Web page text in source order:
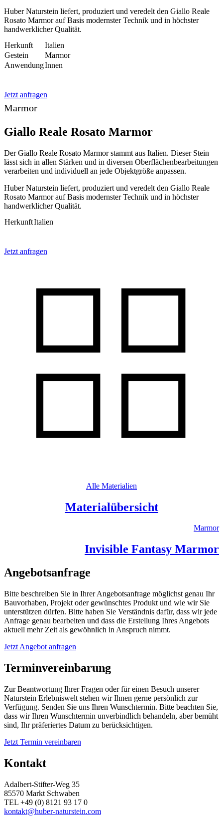
Huber Naturstein liefert, produziert und veredelt den Giallo Reale
Rosato Marmor auf Basis modernster Technik und in höchster
handwerklicher Qualität.
Herkunft
Italien
Gestein
Marmor
AnwendungInnen
Jetzt anfragen
Marmor
Giallo Reale Rosato Marmor
Der Giallo Reale Rosato Marmor stammt aus Italien. Dieser Stein
lässt sich in allen Stärken und in diversen Oberflächenbearbeitungen
verarbeiten und individuell an jede Objektgröße anpassen.
Huber Naturstein liefert, produziert und veredelt den Giallo Reale
Rosato Marmor auf Basis modernster Technik und in höchster
handwerklicher Qualität.
HerkunftItalien
Jetzt anfragen
Alle Materialien
Materialübersicht
Marmor
Invisible Fantasy Marmor
Angebotsanfrage
Bitte beschreiben Sie in Ihrer Angebotsanfrage möglichst genau Ihr
Bauvorhaben, Projekt oder gewünschtes Produkt und wie wir Sie
unterstützen dürfen. Bitte haben Sie Verständnis dafür, dass wir jede
Anfrage genau bearbeiten und dass die Erstellung Ihres Angebots
aktuell mehr Zeit als gewöhnlich in Anspruch nimmt.
Jetzt Angebot anfragen
Terminvereinbarung
Zur Beantwortung Ihrer Fragen oder für einen Besuch unserer
Naturstein Erlebniswelt stehen wir Ihnen gerne persönlich zur
Verfügung. Senden Sie uns Ihren Wunschtermin. Bitte beachten Sie,
dass wir Ihren Wunschtermin unverbindlich behandeln, aber bemüht
sind, Ihr präferiertes Datum zu berücksichtigen.
Jetzt Termin vereinbaren
Kontakt
Adalbert-Stifter-Weg 35
85570 Markt Schwaben
TEL +49 (0) 8121 93 17 0
kontakt@huber-naturstein.com